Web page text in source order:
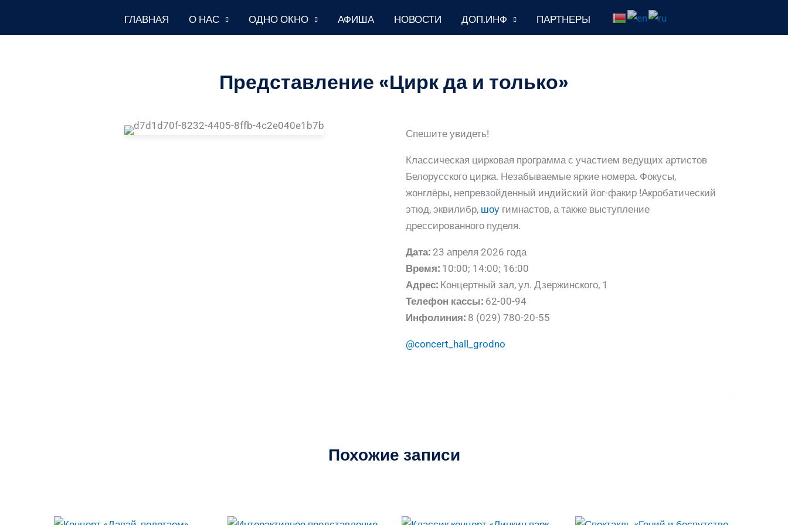
ГЛАВНАЯ О НАС ОДНО ОКНО АФИША НОВОСТИ ДОП.ИНФ ПАРТНЕРЫ
Представление «Цирк да и только»
Спешите увидеть!
Классическая цирковая программа с участием ведущих артистов
Белорусского цирка. Незабываемые яркие номера. Фокусы,
жонглёры, непревзойденный индийский йог-факир !Акробатический
этюд, эквилибр, шоу гимнастов, а также выступление
дрессированного пуделя.
Дата: 23 апреля 2026 года
Время: 10:00; 14:00; 16:00
Адрес: Концертный зал, ул. Дзержинского, 1
Телефон кассы: 62-00-94
Инфолиния: 8 (029) 780-20-55
@concert_hall_grodno
Похожие записи